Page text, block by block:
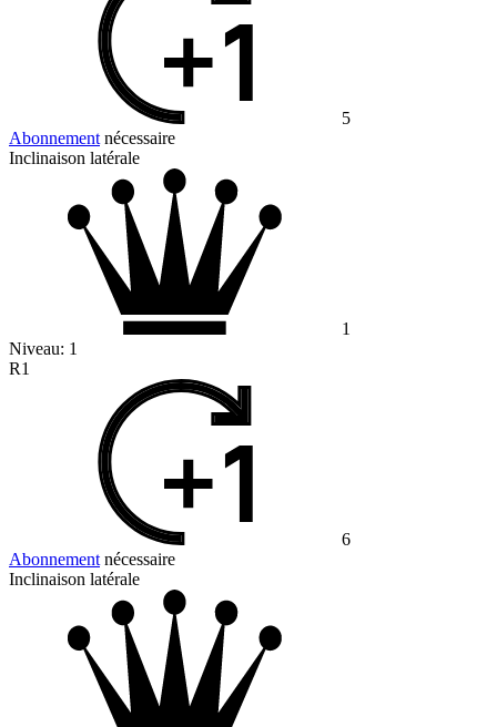
5
Abonnement nécessaire
Inclinaison latérale
1
Niveau: 1
R1
6
Abonnement nécessaire
Inclinaison latérale